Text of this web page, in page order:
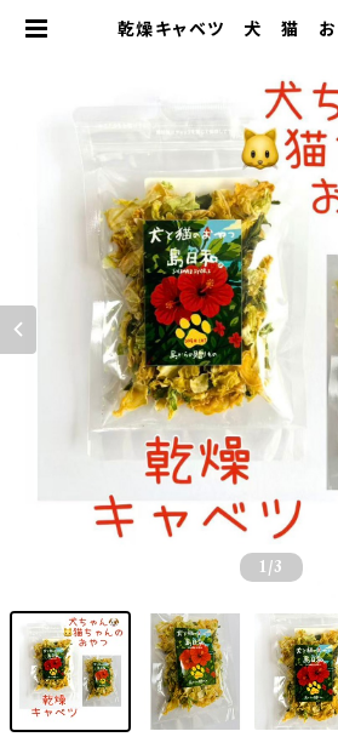
乾燥キャベツ 犬 猫 お
1 /3